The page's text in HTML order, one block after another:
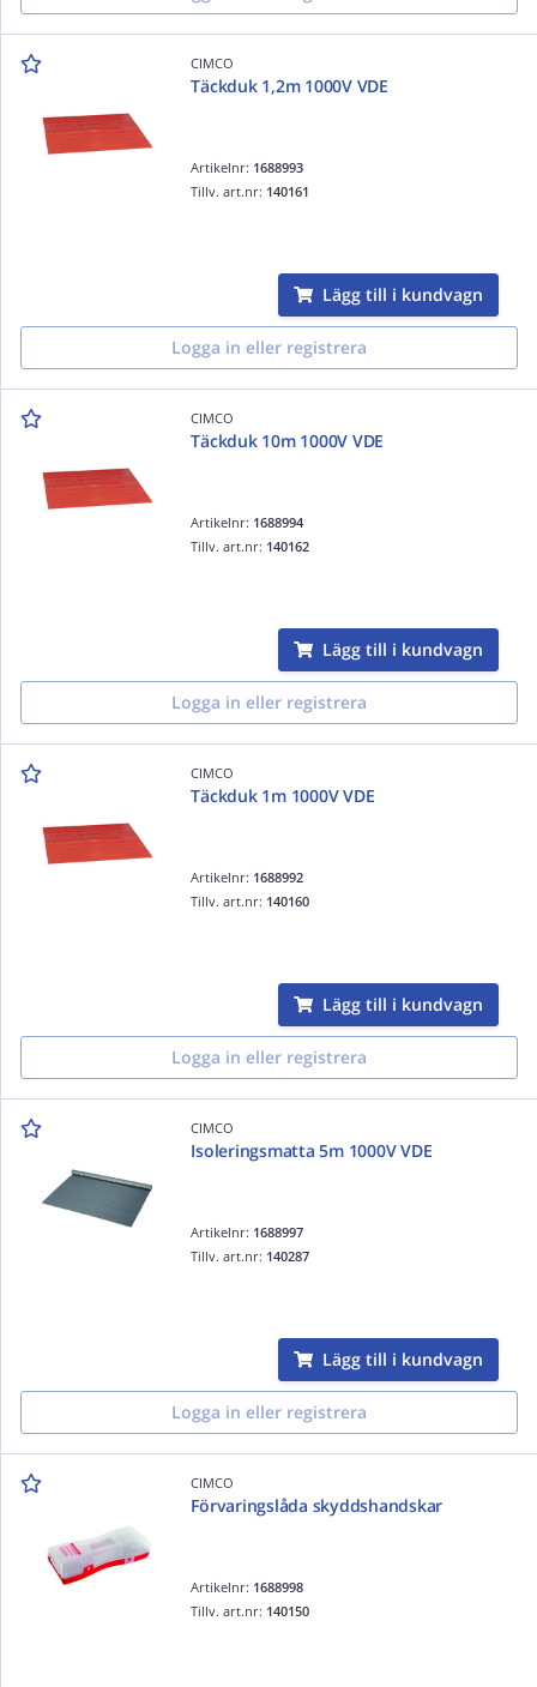
CIMCO
Täckduk 1,2m 1000V VDE
Artikelnr: 1688993
Tillv. art.nr: 140161
Lägg till i kundvagn
Logga in eller registrera
CIMCO
Täckduk 10m 1000V VDE
Artikelnr: 1688994
Tillv. art.nr: 140162
Lägg till i kundvagn
Logga in eller registrera
CIMCO
Täckduk 1m 1000V VDE
Artikelnr: 1688992
Tillv. art.nr: 140160
Lägg till i kundvagn
Logga in eller registrera
CIMCO
Isoleringsmatta 5m 1000V VDE
Artikelnr: 1688997
Tillv. art.nr: 140287
Lägg till i kundvagn
Logga in eller registrera
CIMCO
Förvaringslåda skyddshandskar
Artikelnr: 1688998
Tillv. art.nr: 140150